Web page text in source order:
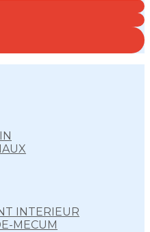
INTERIEUR
MECUM